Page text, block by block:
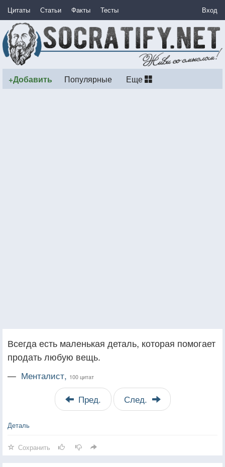
Цитаты Статьи Факты Тесты Вход
+Добавить Популярные Еще
Всегда есть маленькая деталь, которая помогает
продать любую вещь.
— Менталист, 100 цитат
Пред. След.
Деталь
Сохранить